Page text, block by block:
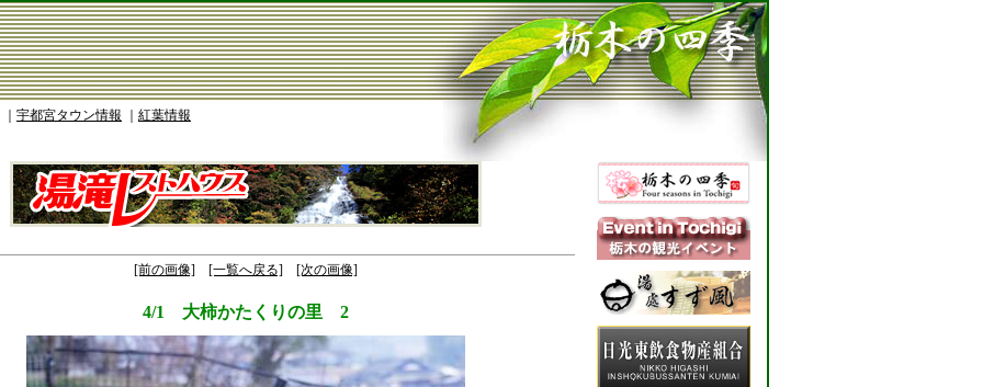
宇都宮タウン情報 紅葉情報
[前の画像] [一覧へ戻る] [次の画像]
4/1 大柿かたくりの里 2